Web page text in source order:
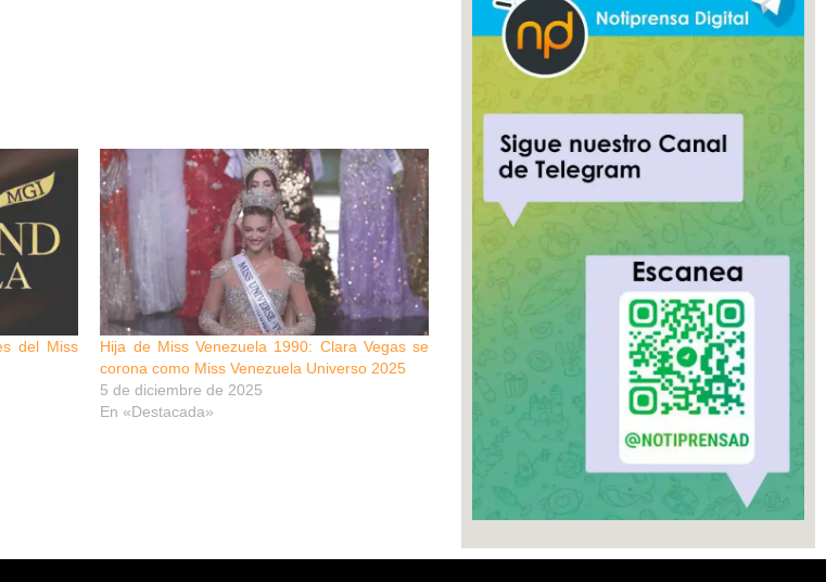
del Miss
Hija de Miss Venezuela 1990: Clara Vegas se
corona como Miss Venezuela Universo 2025
5 de diciembre de 2025
En «Destacada»